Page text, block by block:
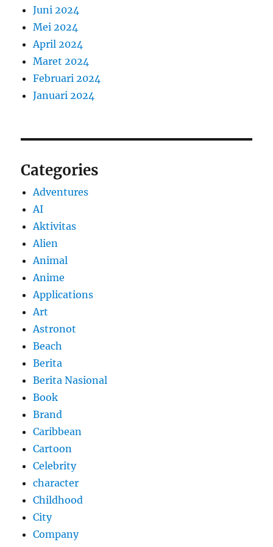
Juni 2024
Mei 2024
April 2024
Maret 2024
Februari 2024
Januari 2024
Categories
Adventures
AI
Aktivitas
Alien
Animal
Anime
Applications
Art
Astronot
Beach
Berita
Berita Nasional
Book
Brand
Caribbean
Cartoon
Celebrity
character
Childhood
City
Company